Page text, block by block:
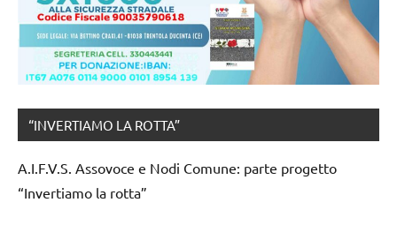
“INVERTIAMO LA ROTTA”
A.I.F.V.S. Assovoce e Nodi Comune: parte progetto
“Invertiamo la rotta”